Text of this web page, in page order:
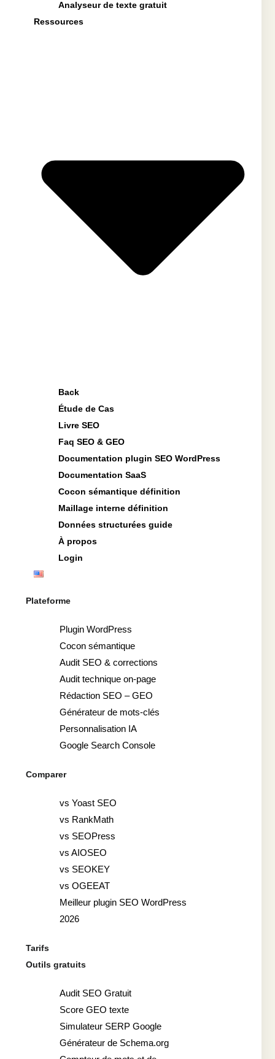
Analyseur de texte gratuit
Ressources
Back
Étude de Cas
Livre SEO
Faq SEO & GEO
Documentation plugin SEO WordPress
Documentation SaaS
Cocon sémantique définition
Maillage interne définition
Données structurées guide
À propos
Login
Plateforme
Plugin WordPress
Cocon sémantique
Audit SEO & corrections
Audit technique on-page
Rédaction SEO – GEO
Générateur de mots-clés
Personnalisation IA
Google Search Console
Comparer
vs Yoast SEO
vs RankMath
vs SEOPress
vs AIOSEO
vs SEOKEY
vs OGEEAT
Meilleur plugin SEO WordPress
2026
Tarifs
Outils gratuits
Audit SEO Gratuit
Score GEO texte
Simulateur SERP Google
Générateur de Schema.org